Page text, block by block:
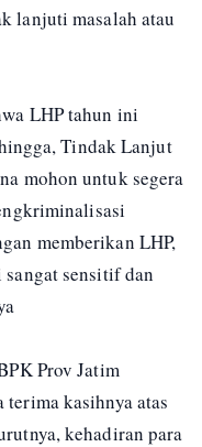
lanjuti masalah atau
LHP tahun ini
Tindak Lanjut
mohon untuk segera
memberikan LHP,
sensitif dan
Prov Jatim
terima kasihnya atas
kehadiran para